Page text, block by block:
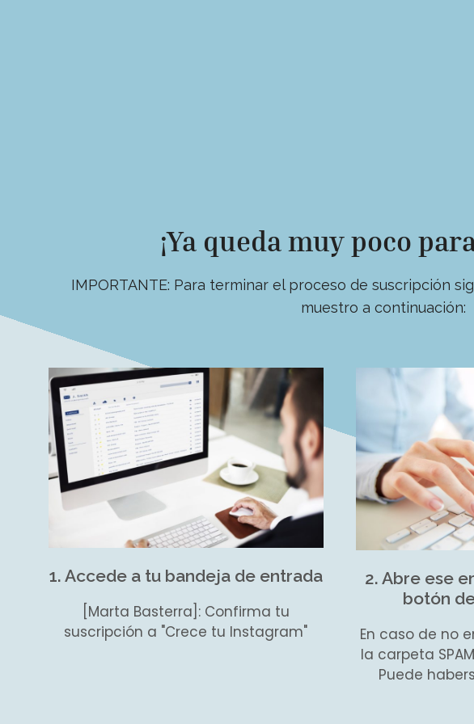
¡Ya queda muy poco
IMPORTANTE: Para terminar el proceso de suscripción
muestro a continuación:
1. Accede a tu bandeja de entrada
[Marta Basterra]: Confirma tu
suscripción a "Crece tu Instagram"
2. Abre ese
botón
En caso de no
la carpeta
Puede